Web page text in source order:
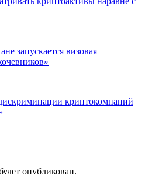
запускается визовая
криптокомпаний
опубликован.